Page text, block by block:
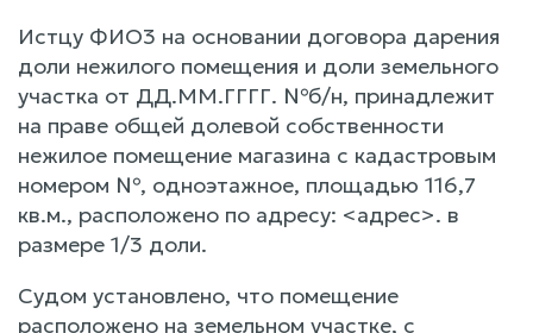
Истцу ФИО3 на основании договора дарения
доли нежилого помещения и доли земельного
участка от ДД.ММ.ГГГГ. №б/н, принадлежит
на праве общей долевой собственности
нежилое помещение магазина с кадастровым
номером №, одноэтажное, площадью 116,7
кв.м., расположено по адресу: <адрес>. в
размере 1/3 доли.
Судом установлено, что помещение
расположено на земельном участке, с